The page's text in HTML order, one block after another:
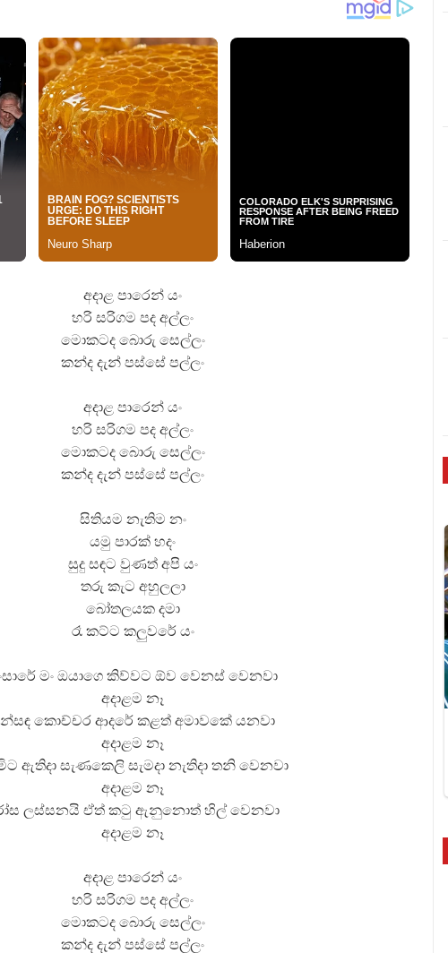
පද පෙළ
පද පෙළ
අදාළ පාරෙන් යං
හරි සරිගම පද අල්ලං
මොකටද බොරු සෙල්ලං
කන්ද දැන් පස්සේ පල්ලං
අදාළ පාරෙන් යං
හරි සරිගම පද අල්ලං
මොකටද බොරු සෙල්ලං
කන්ද දැන් පස්සේ පල්ලං
සිතියම නැතිම නං
යමු පාරක් හදං
සුදු සඳට වුණත් අපි යං
තරු කැට අහුලලා
බෝතලයක දමා
රෑ කට්ට කලුවරේ යං
මං ඔයාගෙ කිව්වට ඕව වෙනස් වෙනවා
අදාළම නෑ
කොච්චර ආදරේ කළත් අමාවකේ යනවා
අදාළම නෑ
ඇතිදා සැණකෙලි සැමදා නැතිදා තනි වෙනවා
අදාළම නෑ
ලස්සනයි ඒත් කටු ඇනුනොත් හිල් වෙනවා
අදාළම නෑ
අදාළ පාරෙන් යං
හරි සරිගම පද අල්ලං
මොකටද බොරු සෙල්ලං
කන්ද දැන් පස්සේ පල්ලං